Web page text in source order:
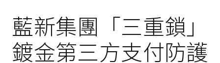
藍新集團「三重鎖」
鍍金第三方支付防護